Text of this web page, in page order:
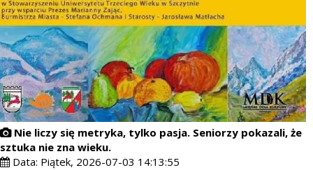
Nie liczy się metryka, tylko pasja. Seniorzy pokazali, że
sztuka nie zna wieku.
Data: Piątek, 2026-07-03 14:13:55